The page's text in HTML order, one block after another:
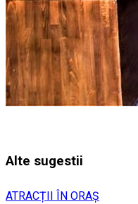
Alte sugestii
ATRACȚII ÎN ORAȘ